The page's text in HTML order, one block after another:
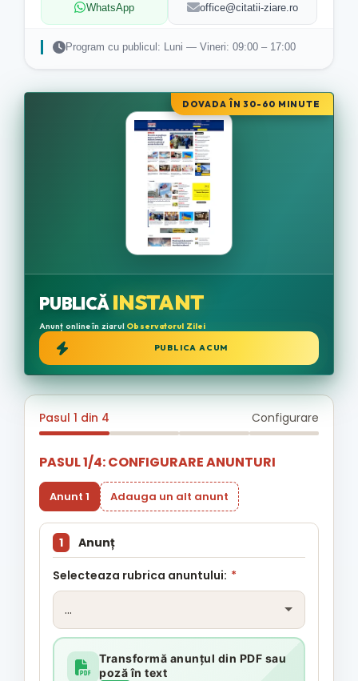
WhatsApp office@citatii-ziare.ro
Program cu publicul: Luni — Vineri: 09:00 – 17:00
DOVADA ÎN 30-60 MINUTE
PUBLICĂINSTANT
Anunț online în ziarul Observatorul Zilei
PUBLICA ACUM
Pasul 1 din 4 Configurare
PASUL 1/4: CONFIGURARE ANUNTURI
Anunt 1 Adauga un alt anunt
1 Anunț
Selecteaza rubrica anuntului: *
Transformă anunțul din PDF sau
poză în text